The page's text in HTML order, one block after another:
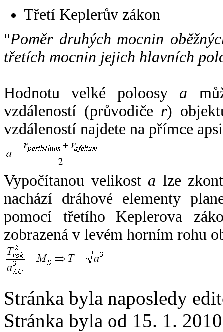
Třetí Keplerův zákon
"Poměr druhých mocnin
třetích mocnin jejich hlavních
Hodnotu velké poloosy a
vzdáleností (průvodiče r)
vzdáleností najdete na přímce
Vypočítanou velikost a lze
nachází dráhové elementy
pomocí třetího Keplerova
zobrazená v levém horním rohu
Stránka byla naposledy
Stránka byla od 15. 1.